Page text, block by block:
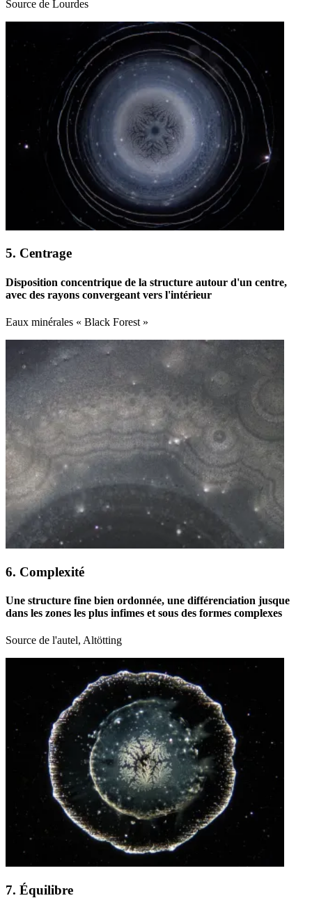
Source de Lourdes
5. Centrage
Disposition concentrique de la structure autour d'un centre,
avec des rayons convergeant vers l'intérieur
Eaux minérales « Black Forest »
6. Complexité
Une structure fine bien ordonnée, une différenciation jusque
dans les zones les plus infimes et sous des formes complexes
Source de l'autel, Altötting
7. Équilibre